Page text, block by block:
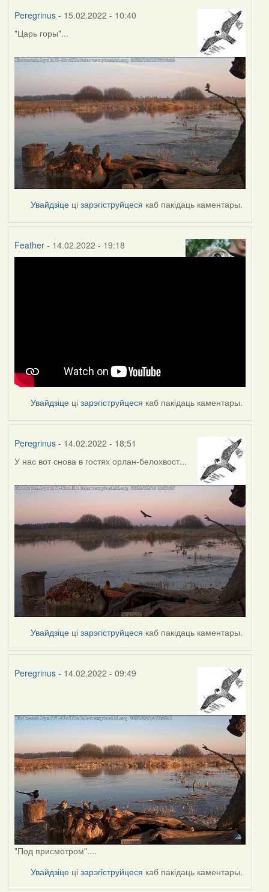
Peregrinus- 15.02.2022 - 10:40
"Царь горы"...
Увайдзіце цізарэгіструйцеся каб пакідаць каментары.
Feather- 14.02.2022 - 19:18
Увайдзіце цізарэгіструйцеся каб пакідаць каментары.
Peregrinus- 14.02.2022 - 18:51
У нас вот снова в гостях орлан-белохвост...
Увайдзіце цізарэгіструйцеся каб пакідаць каментары.
Peregrinus- 14.02.2022 - 09:49
"Под присмотром"....
Увайдзіце цізарэгіструйцеся каб пакідаць каментары.